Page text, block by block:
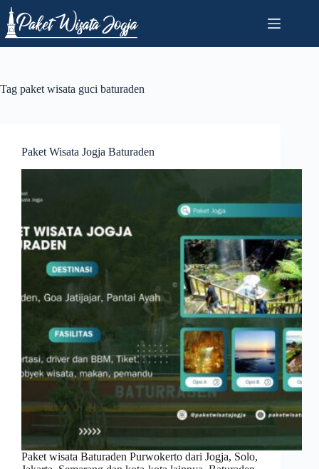
Skip
content
Tag paket wisata guci baturaden
Paket Wisata Jogja Baturaden
Paket wisata Baturaden Purwokerto dari Jogja, Solo,